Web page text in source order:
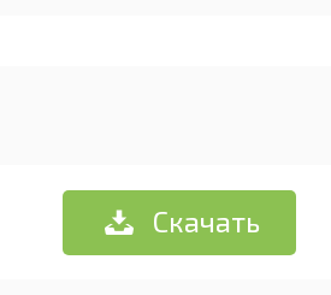
Скачать